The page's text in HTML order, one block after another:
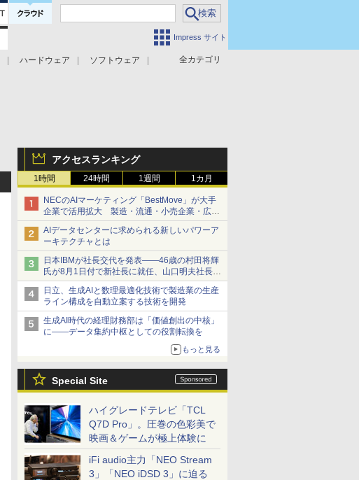
Impress サイト
全カテゴリ
ハードウェア
ソフトウェア
アクセスランキング
1時間 24時間 1週間 1カ月
NECのAIマーケティング「BestMove」が大手
企業で活用拡大 製造・流通・小売企業・広告
代理店などが実装フェーズへ
AIデータセンターに求められる新しいパワーア
ーキテクチャとは
日本IBMが社長交代を発表――46歳の村田将輝
氏が8月1日付で新社長に就任、山口明夫社長は
会長へ
日立、生成AIと数理最適化技術で製造業の生産
ライン構成を自動立案する技術を開発
生成AI時代の経理財務部は「価値創出の中核」
に――データ集約中枢としての役割転換を
もっと見る
Special Site
ハイグレードテレビ「TCL
Q7D Pro」。圧巻の色彩美で
映画＆ゲームが極上体験に
iFi audio主力「NEO Stream
3」「NEO iDSD 3」に迫る